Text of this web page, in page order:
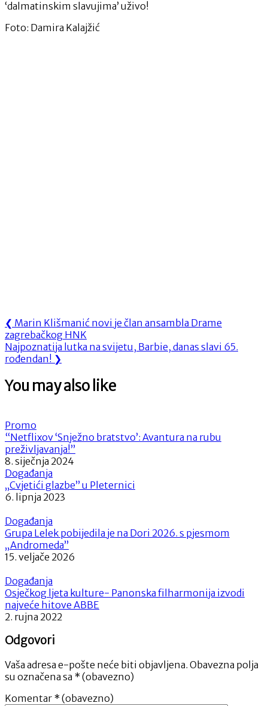
‘dalmatinskim slavujima’ uživo!
Foto: Damira Kalajžić
Navigacija
objava
❮ Previous
Post:
Marin Klišmanić novi je član ansambla Drame
zagrebačkog HNK
Next
Post:
Najpoznatija lutka na svijetu, Barbie, danas slavi 65.
rođendan! ❯
You may also like
Promo
“Netflixov ‘Snježno bratstvo’: Avantura na rubu
preživljavanja!”
8. siječnja 2024
Događanja
„Cvjetići glazbe” u Pleternici
6. lipnja 2023
Događanja
Grupa Lelek pobijedila je na Dori 2026. s pjesmom
„Andromeda”
15. veljače 2026
Događanja
Osječkog ljeta kulture- Panonska filharmonija izvodi
najveće hitove ABBE
2. rujna 2022
Odgovori
Vaša adresa e-pošte neće biti objavljena. Obavezna polja
su označena sa * (obavezno)
Komentar * (obavezno)